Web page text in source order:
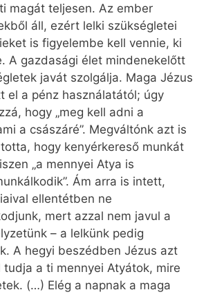
magát teljesen. Az ember
áll, ezért lelki szükségletei
is figyelembe kell vennie, ki
A gazdasági élet mindenekelőtt
javát szolgálja. Maga Jézus
el a pénz használatától; úgy
hogy „meg kell adni a
a császáré”. Megváltónk azt is
hogy kenyérkereső munkát
„a mennyei Atya is
Ám arra is intett,
ellentétben ne
mert azzal nem javul a
– a lelkünk pedig
A hegyi beszédben Jézus azt
tudja a ti mennyei Atyátok, mire
(…) Elég a napnak a maga